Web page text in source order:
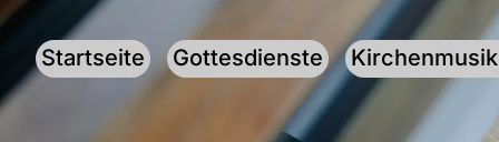
Startseite Gottesdienste Kirchenmusik